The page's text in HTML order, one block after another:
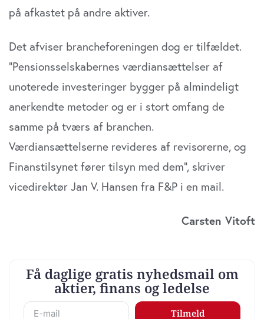
på afkastet på andre aktiver.
Det afviser brancheforeningen dog er tilfældet.
”Pensionsselskabernes værdiansættelser af
unoterede investeringer bygger på almindeligt
anerkendte metoder og er i stort omfang de
samme på tværs af branchen.
Værdiansættelserne revideres af revisorerne, og
Finanstilsynet fører tilsyn med dem”, skriver
vicedirektør Jan V. Hansen fra F&P i en mail.
Carsten Vitoft